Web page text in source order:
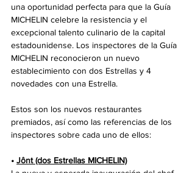
una oportunidad perfecta para que la Guía
MICHELIN celebre la resistencia y el
excepcional talento culinario de la capital
estadounidense. Los inspectores de la Guía
MICHELIN reconocieron un nuevo
establecimiento con dos Estrellas y 4
novedades con una Estrella.
Estos son los nuevos restaurantes
premiados, así como las referencias de los
inspectores sobre cada uno de ellos:
• Jônt (dos Estrellas MICHELIN)